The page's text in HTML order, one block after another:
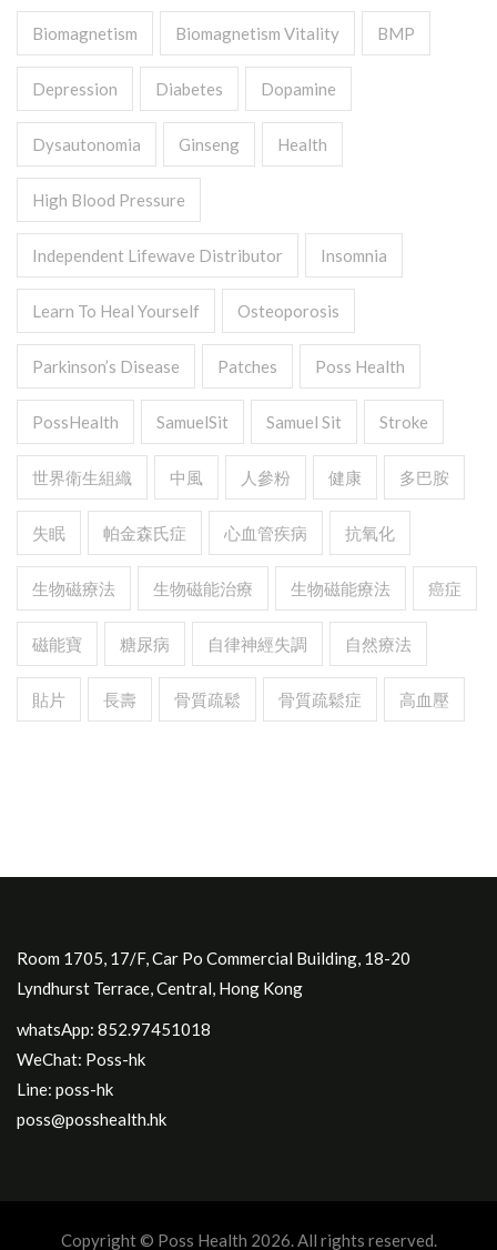
Biomagnetism Biomagnetism Vitality BMP
Depression Diabetes Dopamine
Dysautonomia Ginseng Health
High Blood Pressure
Independent Lifewave Distributor Insomnia
Learn To Heal Yourself Osteoporosis
Parkinson’s Disease Patches Poss Health
PossHealth SamuelSit Samuel Sit Stroke
世界衛生組織 中風 人參粉 健康 多巴胺
失眠 帕金森氏症 心血管疾病 抗氧化
生物磁療法 生物磁能治療 生物磁能療法 癌症
磁能寶 糖尿病 自律神經失調 自然療法
貼片 長壽 骨質疏鬆 骨質疏鬆症 高血壓
Room 1705, 17/F, Car Po Commercial Building, 18-20
Lyndhurst Terrace, Central, Hong Kong
whatsApp: 852.97451018
WeChat: Poss-hk
Line: poss-hk
poss@posshealth.hk
Copyright © Poss Health 2026. All rights reserved.